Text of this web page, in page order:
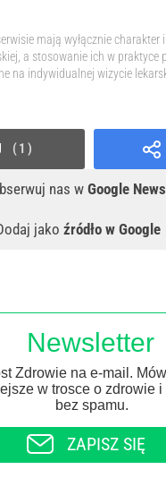
mają wyłącznie charakter
a stosowanie ich w praktyce
na indywidualnej wizycie
nas w Google News
jako źródło w Google
1
Newsletter
Zdrowie na e-mail.
w trosce o zdrowie
bez spamu.
ZAPISZ SIĘ